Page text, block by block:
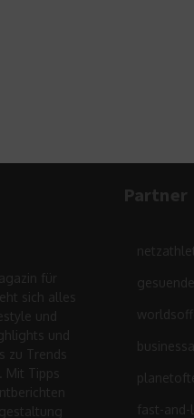
für
sich alles
und
und
zu Trends
Tipps
Partner
fast-